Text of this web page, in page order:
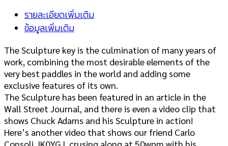
รายละเอียดเพิ่มเติม
ข้อมูลเพิ่มเติม
The Sculpture key is the culmination of many years of
work, combining the most desirable elements of the
very best paddles in the world and adding some
exclusive features of its own.
The Sculpture has been featured in an article in the
Wall Street Journal, and there is even a video clip that
shows Chuck Adams and his Sculpture in action!
Here’s another video that shows our friend Carlo